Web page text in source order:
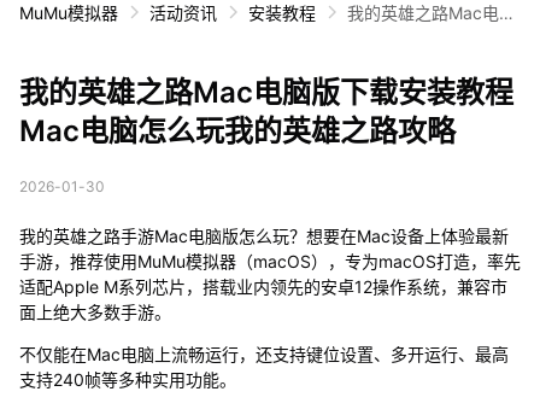
MuMu模拟器 活动资讯 安装教程
我的英雄之路Mac电脑
攻略
我的英雄之路Mac电脑版下载安装教程
Mac电脑怎么玩我的英雄之路攻略
2026-01-30
我的英雄之路手游Mac电脑版怎么玩？想要在Mac设备上体验最新
手游，推荐使用MuMu模拟器（macOS），专为macOS打造，率先
适配Apple M系列芯片，搭载业内领先的安卓12操作系统，兼容市
面上绝大多数手游。
不仅能在Mac电脑上流畅运行，还支持键位设置、多开运行、最高
支持240帧等多种实用功能。